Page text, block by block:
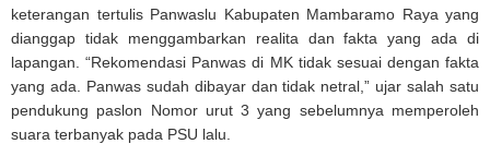
keterangan tertulis Panwaslu Kabupaten Mambaramo Raya yang
dianggap tidak menggambarkan realita dan fakta yang ada di
lapangan. “Rekomendasi Panwas di MK tidak sesuai dengan fakta
yang ada. Panwas sudah dibayar dan tidak netral,” ujar salah satu
pendukung paslon Nomor urut 3 yang sebelumnya memperoleh
suara terbanyak pada PSU lalu.